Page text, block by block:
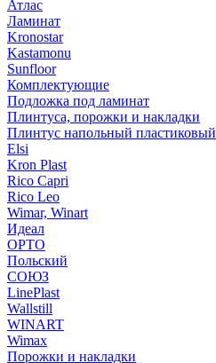
Атлас
Ламинат
Kronostar
Kastamonu
Sunfloor
Комплектующие
Подложка под ламинат
Плинтуса, порожки и накладки
Плинтус напольный пластиковый
Elsi
Kron Plast
Rico Capri
Rico Leo
Wimar, Winart
Идеал
ОРТО
Польский
СОЮЗ
LinePlast
Wallstill
WINART
Wimax
Порожки и накладки